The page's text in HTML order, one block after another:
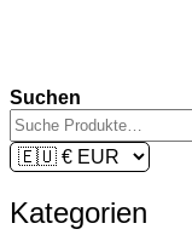
Suchen
Kategorien